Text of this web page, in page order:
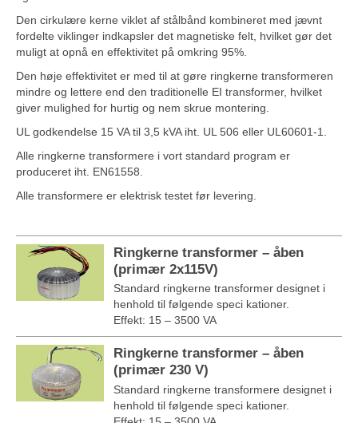
KONTAKT
Den cirkulære kerne viklet af stålbånd kombineret med jævnt
fordelte viklinger indkapsler det magnetiske felt, hvilket gør det
muligt at opnå en effektivitet på omkring 95%.
Den høje effektivitet er med til at gøre ringkerne transformeren
mindre og lettere end den traditionelle EI transformer, hvilket
giver mulighed for hurtig og nem skrue montering.
UL godkendelse 15 VA til 3,5 kVA iht. UL 506 eller UL60601-1.
Alle ringkerne transformere i vort standard program er
produceret iht. EN61558.
Alle transformere er elektrisk testet før levering.
Ringkerne transformer – åben
(primær 2x115V)
Standard ringkerne transformer designet i
henhold til følgende speci kationer.
Effekt: 15 – 3500 VA
Ringkerne transformer – åben
(primær 230 V)
Standard ringkerne transformere designet i
henhold til følgende speci kationer.